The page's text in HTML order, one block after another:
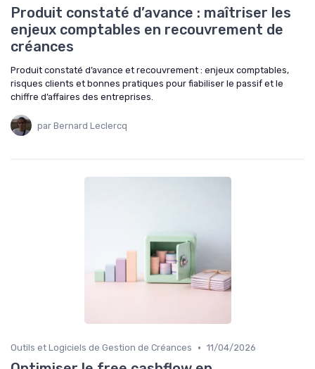
Produit constaté d’avance : maîtriser les
enjeux comptables en recouvrement de
créances
Produit constaté d’avance et recouvrement : enjeux comptables,
risques clients et bonnes pratiques pour fiabiliser le passif et le
chiffre d’affaires des entreprises.
par Bernard Leclercq
Outils et Logiciels de Gestion de Créances • 11/04/2026